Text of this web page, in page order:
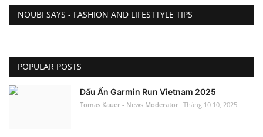
NOUBI SAYS - FASHION AND LIFESTTYLE TIPS
POPULAR POSTS
Dấu Ấn Garmin Run Vietnam 2025
Tomas Kauer - News Moderator Tháng 10 10, 2025